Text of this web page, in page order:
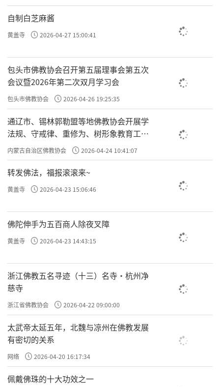
自制白芝麻酱
黄盖寺 2026-04-27 15:00:41
包头市佛教协会召开第五届理事会第五次
会议暨2026年第二次双月学习会
包头市佛教协会 2026-04-26 19:25:35
通辽市、锡林郭勒盟等地佛教协会开展学
法规、守戒律、重修为、树形象教育工作
专题学习会
内蒙古自治区佛教协会 2026-04-24 10:41:07
转发佛法，福报滚滚来~
黄盖寺 2026-04-23 15:06:46
佛陀伸手为五百商人除夜叉障
黄盖寺 2026-04-23 14:43:15
浙江佛教五名寻迹（十三）名寺·杭州净
慈寺
浙江省佛教协会 2026-04-22 09:00:00
太武帝太延五年，北魏与凉州在佛教发展
有密切的关系
网络 2026-04-20 16:17:34
佩戴佛珠的十大功效之一